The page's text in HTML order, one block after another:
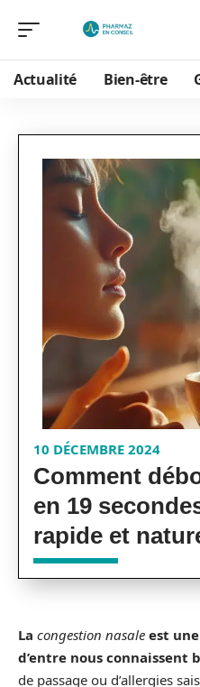
Actualité Bien-être
10 DÉCEMBRE 2024
Comment
en 19
rapide et
La congestion nasale est
d’entre nous connaissent
de passage ou d’allergies